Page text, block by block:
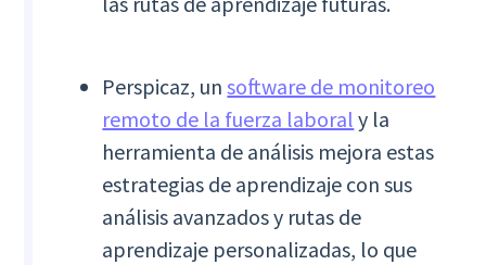
Perspicaz, unsoftware de monitoreo
remoto de la fuerza laboral y la
herramienta de análisis mejora estas
estrategias de aprendizaje con sus
análisis avanzados y rutas de
aprendizaje personalizadas, lo que